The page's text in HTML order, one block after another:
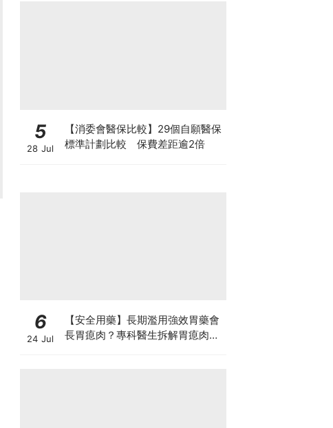
5
28 Jul
【消委會醫保比較】29個自願醫保
標準計劃比較 保費差距逾2倍
6
24 Jul
【安全用藥】長期濫用強效胃藥會
長胃瘜肉？專科醫生拆解胃瘜肉癌